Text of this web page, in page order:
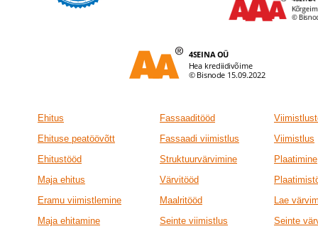
Ehitus Fassaaditööd
Ehituse peatöövõtt
Fassaadi viimistlus
Viimistlus
Ehitustööd
Struktuurvärvimine
Plaatimine
Maja ehitus
Värvitööd
Eramu viimistlemine
Maalritööd
Lae
Maja ehitamine
Seinte viimistlus Seinte